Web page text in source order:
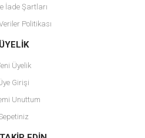
Gönder
İade Şartları
Politikası
ÜYELİK
Üyelik
Girişi
Unuttum